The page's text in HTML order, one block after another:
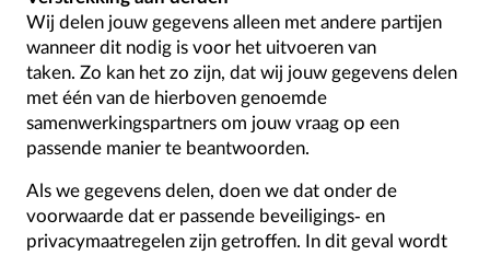
Wij delen jouw gegevens alleen met andere partijen
wanneer dit nodig is voor het uitvoeren van
taken. Zo kan het zo zijn, dat wij jouw gegevens delen
met één van de hierboven genoemde
samenwerkingspartners om jouw vraag op een
passende manier te beantwoorden.
Als we gegevens delen, doen we dat onder de
voorwaarde dat er passende beveiligings- en
privacymaatregelen zijn getroffen. In dit geval wordt